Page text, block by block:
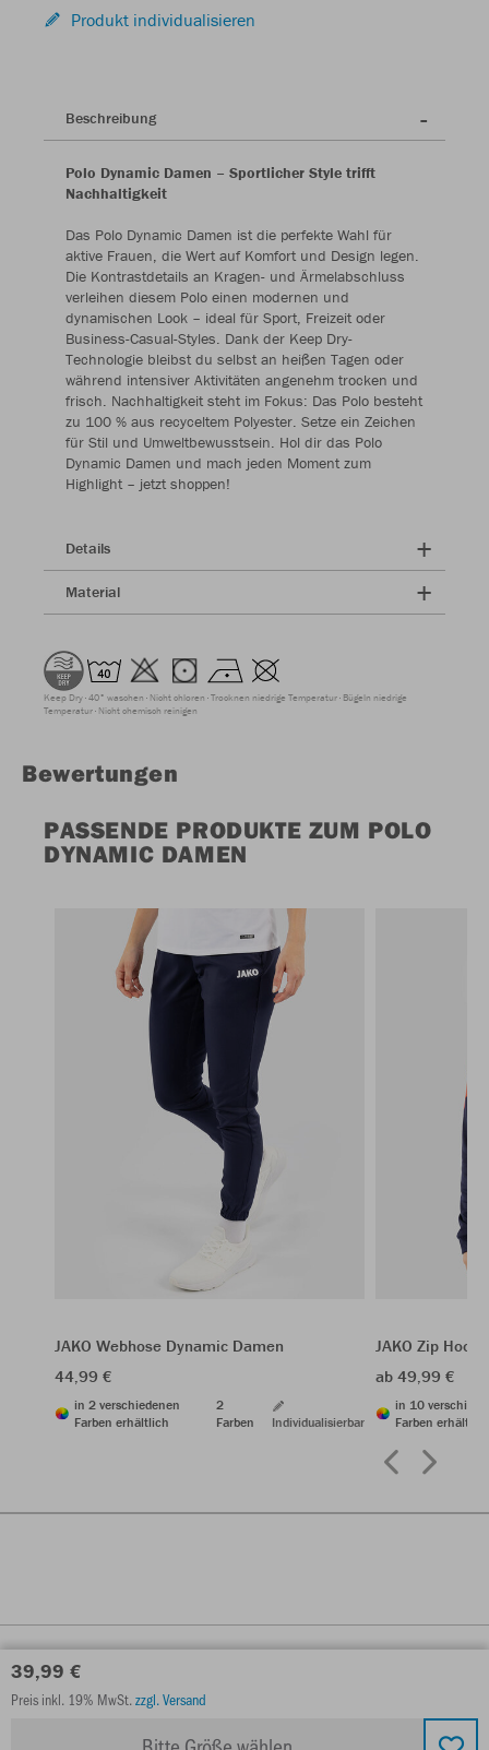
Produkt individualisieren
39,99 €
Preis inkl. 19% MwSt.zzgl. Versand
Beschreibung
Polo Dynamic Damen – Sportlicher Style trifft
Nachhaltigkeit
Das Polo Dynamic Damen ist die perfekte Wahl für
aktive Frauen, die Wert auf Komfort und Design legen.
Die Kontrastdetails an Kragen- und Ärmelabschluss
verleihen diesem Polo einen modernen und
dynamischen Look – ideal für Sport, Freizeit oder
Business-Casual-Styles. Dank der Keep Dry-
Technologie bleibst du selbst an heißen Tagen oder
während intensiver Aktivitäten angenehm trocken und
frisch. Nachhaltigkeit steht im Fokus: Das Polo besteht
zu 100 % aus recyceltem Polyester. Setze ein Zeichen
für Stil und Umweltbewusstsein. Hol dir das Polo
Dynamic Damen und mach jeden Moment zum
Highlight – jetzt shoppen!
Details
Material
Keep Dry 40° waschen Nicht chloren Trocknen niedrige Temperatur Bügeln niedrige
Temperatur Nicht chemisch reinigen
Bewertungen
PASSENDE PRODUKTE ZUM POLO
DYNAMIC DAMEN
JAKO Webhose Dynamic Damen
44,99 €
in 2 verschiedenen
Farben erhältlich
2
Farben
Individualisierbar
JAKO Zip
ab 49,99 €
in 10
Farben